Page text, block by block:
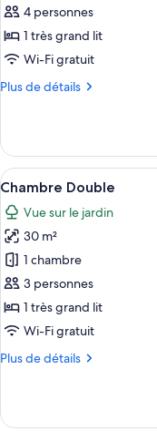
pour
ce
type
chambre :
vue
mer
4 personnes
1 très grand lit
Wi-Fi gratuit
Plus de détails
Plus
le
type
de
chambre
Chambre
Familiale,
vue
mer
Afficher
toutes
les
photos
pour
ce
type
de
chambre :
Chambre
3
Chambre Double
Vue sur le jardin
30 m²
1 chambre
3 personnes
1 très grand lit
Wi-Fi gratuit
Plus de détails
Plus
le